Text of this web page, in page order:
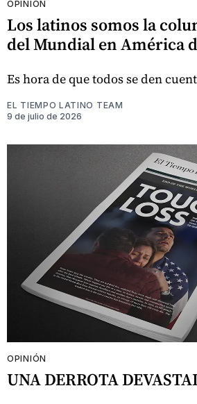
OPINIÓN
Los latinos somos la
del Mundial en América
Es hora de que todos se den
EL TIEMPO LATINO TEAM
9 de julio de 2026
OPINIÓN
UNA DERROTA